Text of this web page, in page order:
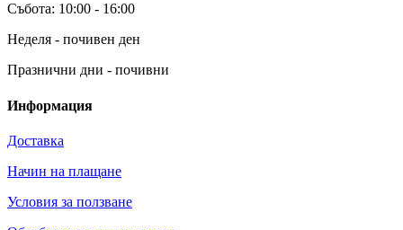
Събота: 10:00 - 16:00
Неделя - почивен ден
Празнични дни - почивни
Информация
Доставка
Начин на плащане
Условия за ползване